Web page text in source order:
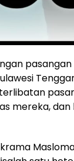
pasangan
mereka, dan